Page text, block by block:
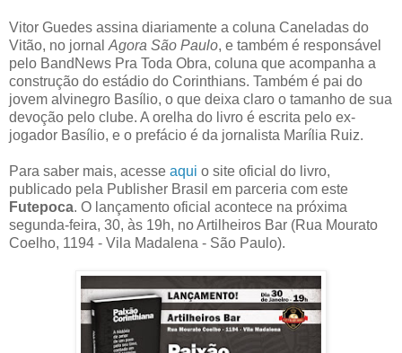
Vitor Guedes assina diariamente a coluna Caneladas do
Vitão, no jornal Agora São Paulo, e também é responsável
pelo BandNews Pra Toda Obra, coluna que acompanha a
construção do estádio do Corinthians. Também é pai do
jovem alvinegro Basílio, o que deixa claro o tamanho de sua
devoção pelo clube. A orelha do livro é escrita pelo ex-
jogador Basílio, e o prefácio é da jornalista Marília Ruiz.
Para saber mais, acesse aqui o site oficial do livro,
publicado pela Publisher Brasil em parceria com este
Futepoca. O lançamento oficial acontece na próxima
segunda-feira, 30, às 19h, no Artilheiros Bar (Rua Mourato
Coelho, 1194 - Vila Madalena - São Paulo).